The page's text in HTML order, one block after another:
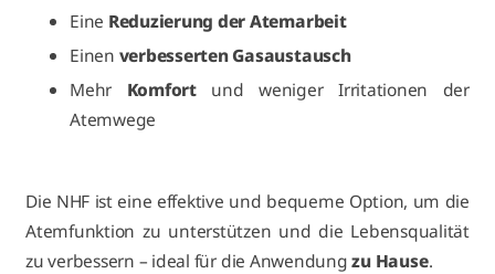
Eine Reduzierung der Atemarbeit
Einen verbesserten Gasaustausch
Mehr Komfortund weniger Irritationen der
Atemwege
Die NHF ist eine effektive und bequeme Option, um die
Atemfunktion zu unterstützen und die Lebensqualität
zu verbessern – ideal für die Anwendungzu Hause.